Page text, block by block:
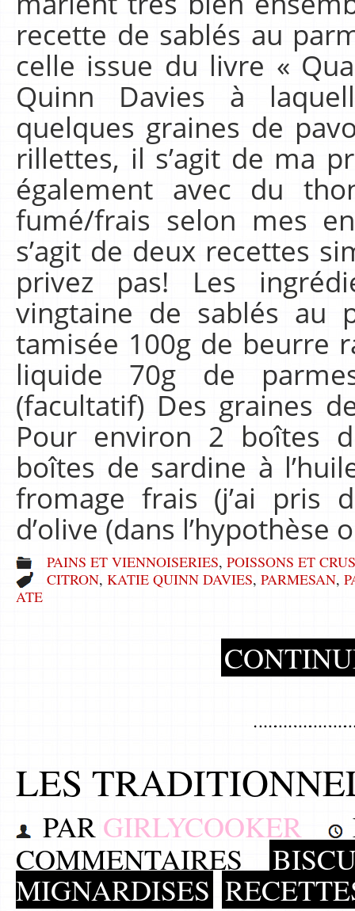
recette de sablés au
celle issue du livre «
Quinn Davies à
quelques graines de
rillettes, il s’agit de ma
également avec du
fumé/frais selon mes
s’agit de deux recettes
privez pas! Les
vingtaine de sablés au
tamisée 100g de beurre
liquide 70g de
(facultatif) Des graines
Pour environ 2 boîtes
boîtes de sardine à
fromage frais (j’ai pris
d’olive (dans l’hypothèse
PAINS ET VIENNOISERIES, POISSONS ET
CITRON, KATIE QUINN DAVIES, PARMESAN,
ATE
LES
PAR GIRLYCOOKER
COMMENTAIRES
MIGNARDISES